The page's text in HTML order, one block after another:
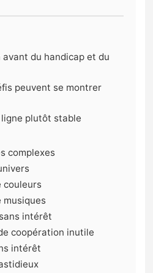
avant du handicap et du
peuvent se montrer
ligne plutôt stable
complexes
couleurs
musiques
intérêt
coopération inutile
intérêt